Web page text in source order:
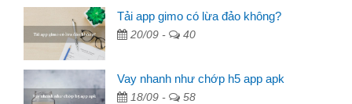
Tải app gimo có lừa đảo không?
20/09 - 40
Vay nhanh như chớp h5 app apk
18/09 - 58